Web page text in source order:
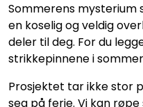
Sommerens
en koselig og veldig
deler til deg. For du
strikkepinnene i
Prosjektet tar ikke stor
seg på ferie. Vi kan